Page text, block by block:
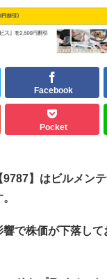
Facebook
Pocket
】はビルメン
で株価が下落して